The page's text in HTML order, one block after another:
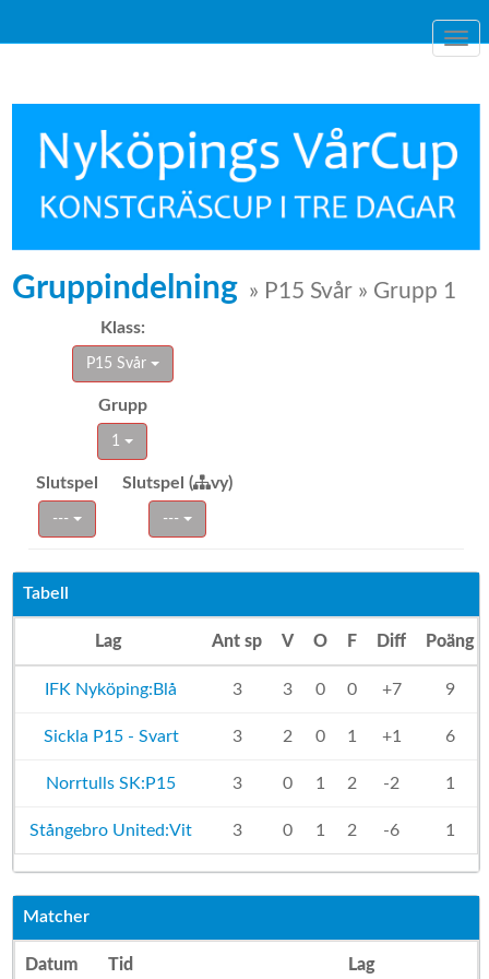
Gruppindelning » P15 Svår » Grupp 1
Klass:
P15 Svår
Grupp
1
Slutspel Slutspel ( vy)
--- ---
Tabell
Lag Ant sp V O F Diff Poäng
IFK Nyköping:Blå 3 3 0 0 +7 9
Sickla P15 - Svart 3 2 0 1 +1 6
Norrtulls SK:P15 3 0 1 2 -2 1
Stångebro United:Vit 3 0 1 2 -6 1
Matcher
Datum Tid Lag